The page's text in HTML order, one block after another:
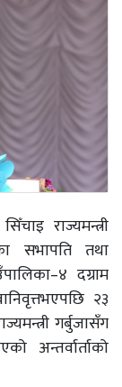
राज्यमन्त्री
सभापति तथा
दग्राम
२३
गर्बुजासँग
अन्तर्वार्ताको